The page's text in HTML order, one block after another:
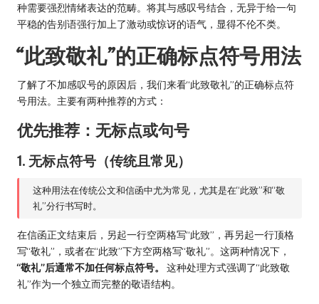
种需要强烈情绪表达的范畴。将其与感叹号结合，无异于给一句
平稳的告别语强行加上了激动或惊讶的语气，显得不伦不类。
“此致敬礼”的正确标点符号用法
了解了不加感叹号的原因后，我们来看“此致敬礼”的正确标点符
号用法。主要有两种推荐的方式：
优先推荐：无标点或句号
1. 无标点符号（传统且常见）
这种用法在传统公文和信函中尤为常见，尤其是在“此致”和“敬
礼”分行书写时。
在信函正文结束后，另起一行空两格写“此致”，再另起一行顶格
写“敬礼”，或者在“此致”下方空两格写“敬礼”。这两种情况下，
“敬礼”后通常不加任何标点符号。
这种处理方式强调了“此致敬
礼”作为一个独立而完整的敬语结构。